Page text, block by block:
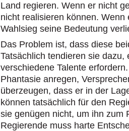
Land regieren. Wenn er nicht
nicht realisieren können.
Wahlsieg seine Bedeutung
Das Problem ist, dass diese
Tatsächlich tendieren sie
verschiedene Talente
Phantasie anregen,
überzeugen, dass er in der
können tatsächlich für den
sie genügen nicht, um ihn zum
Regierende muss harte